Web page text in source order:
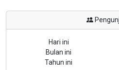
Hari ini
Bulan ini
Tahun ini